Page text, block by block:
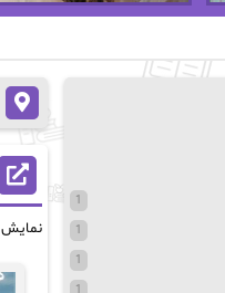
نمایش 1–21 از 116 نتیجه
1
1
1